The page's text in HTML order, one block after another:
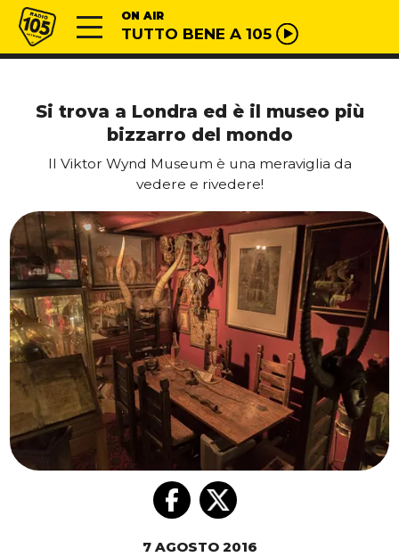
Vai al contenuto
Radio 105 ON AIR
TUTTO BENE A 105
Si trova a Londra ed è il museo più
bizzarro del mondo
Il Viktor Wynd Museum è una meraviglia da
vedere e rivedere!
7 AGOSTO 2016